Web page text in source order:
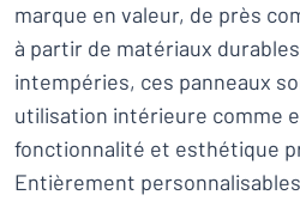
marque en valeur, de près
à partir de matériaux
intempéries, ces panneaux
utilisation intérieure comme
fonctionnalité et esthétique
Entièrement